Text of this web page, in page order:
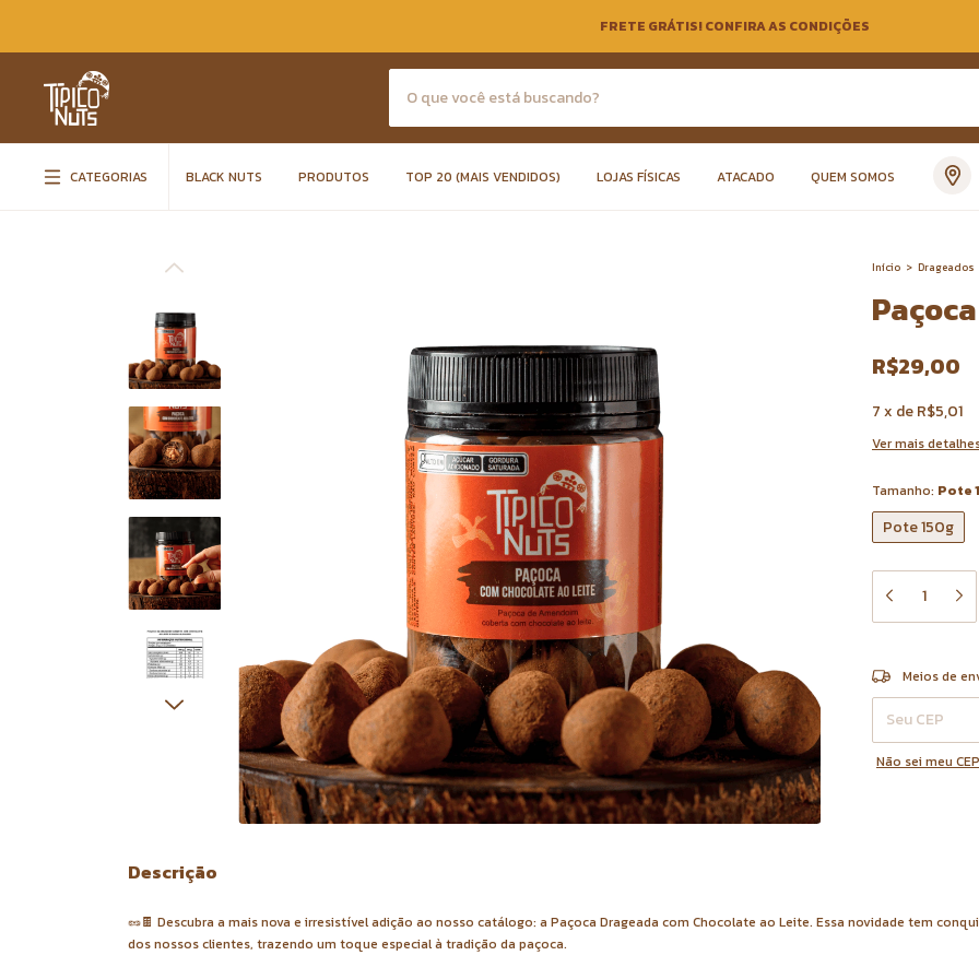
FRETE GRÁTIS! CONFIRA AS CONDIÇÕES
CATEGORIAS BLACK NUTS PRODUTOS TOP 20 (MAIS VENDIDOS) LOJAS FÍSICAS ATACADO QUEM SOMOS
Início > Drageados
R$29,00
7x deR$5,01
Ver mais
Tamanho: Pote
Pote 150g
Entregas para o
Meios de
Não sei meu CEP
Descrição
🥜🍫 Descubra a mais nova e irresistível adição ao nosso catálogo: a Paçoca Drageada com Chocolate ao Leite. Essa novidade tem
dos nossos clientes, trazendo um toque especial à tradição da paçoca.